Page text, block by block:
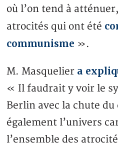
où l’on tend à
atrocités qui ont été
communisme ».
M. Masquelier a
« Il faudrait y voir le
Berlin avec la chute
également l’univers
l’ensemble des